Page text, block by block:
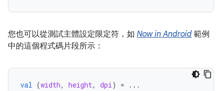
您也可以從測試主體設定限定符，如 Now in Android 範例
中的這個程式碼片段所示：
val (width, height, dpi) = ...